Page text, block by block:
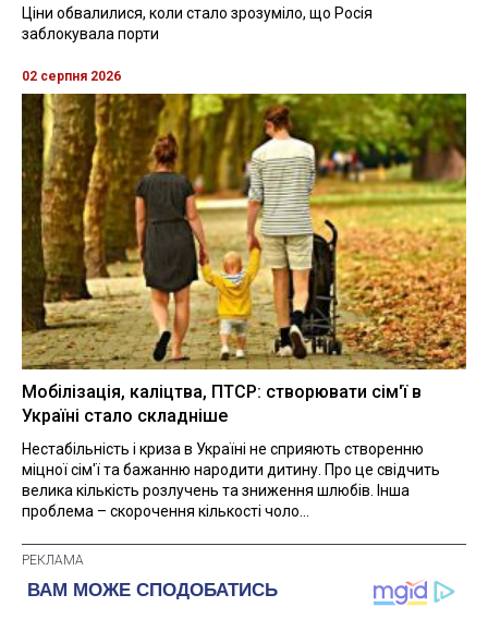
Ціни обвалилися, коли стало зрозуміло, що Росія
заблокувала порти
02 серпня 2026
Мобілізація, каліцтва, ПТСР: створювати сім'ї в
Україні стало складніше
Нестабільність і криза в Україні не сприяють створенню
міцної сім'ї та бажанню народити дитину. Про це свідчить
велика кількість розлучень та зниження шлюбів. Інша
проблема – скорочення кількості чоло...